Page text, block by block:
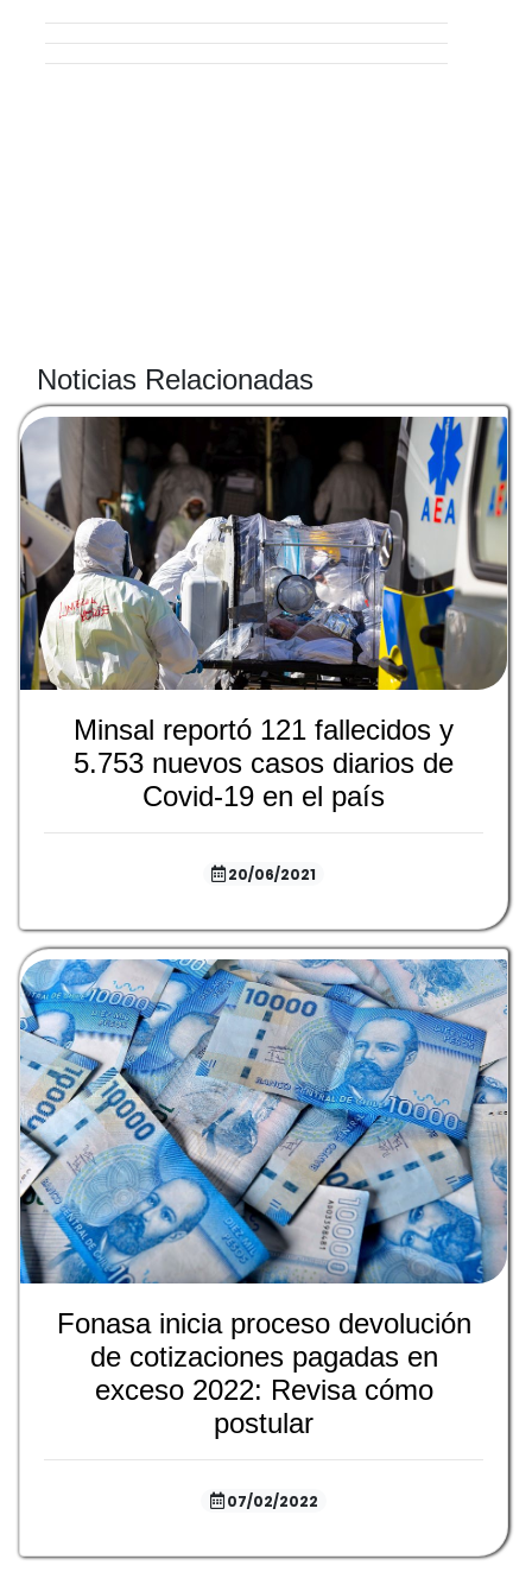
Noticias Relacionadas
Minsal reportó 121 fallecidos y
5.753 nuevos casos diarios de
Covid-19 en el país
20/06/2021
Fonasa inicia proceso devolución
de cotizaciones pagadas en
exceso 2022: Revisa cómo
postular
07/02/2022